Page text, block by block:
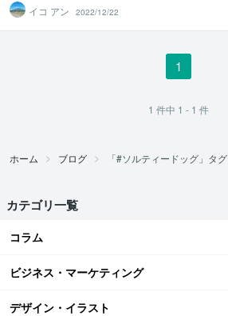
イコ アン
2022/12/22
1
1 件中 1 - 1 件
ホーム ブログ 「#ソルティードッグ」タグ
カテゴリ一覧
コラム
ビジネス・マーケティング
デザイン・イラスト